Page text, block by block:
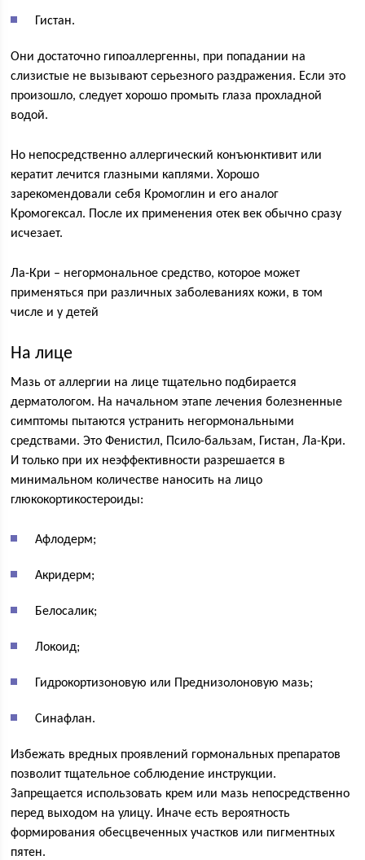
Гистан.
Они достаточно гипоаллергенны, при попадании на
слизистые не вызывают серьезного раздражения. Если это
произошло, следует хорошо промыть глаза прохладной
водой.
Но непосредственно аллергический конъюнктивит или
кератит лечится глазными каплями. Хорошо
зарекомендовали себя Кромоглин и его аналог
Кромогексал. После их применения отек век обычно сразу
исчезает.
Ла-Кри – негормональное средство, которое может
применяться при различных заболеваниях кожи, в том
числе и у детей
На лице
Мазь от аллергии на лице тщательно подбирается
дерматологом. На начальном этапе лечения болезненные
симптомы пытаются устранить негормональными
средствами. Это Фенистил, Псило-бальзам, Гистан, Ла-Кри.
И только при их неэффективности разрешается в
минимальном количестве наносить на лицо
глюкокортикостероиды:
Афлодерм;
Акридерм;
Белосалик;
Локоид;
Гидрокортизоновую или Преднизолоновую мазь;
Синафлан.
Избежать вредных проявлений гормональных препаратов
позволит тщательное соблюдение инструкции.
Запрещается использовать крем или мазь непосредственно
перед выходом на улицу. Иначе есть вероятность
формирования обесцвеченных участков или пигментных
пятен.